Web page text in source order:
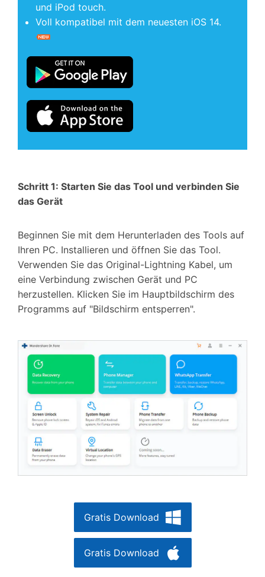
und iPod touch.
Voll kompatibel mit dem neuesten iOS 14.
Schritt 1: Starten Sie das Tool und verbinden Sie
das Gerät
Beginnen Sie mit dem Herunterladen des Tools auf
Ihren PC. Installieren und öffnen Sie das Tool.
Verwenden Sie das Original-Lightning Kabel, um
eine Verbindung zwischen Gerät und PC
herzustellen. Klicken Sie im Hauptbildschirm des
Programms auf "Bildschirm entsperren".
Gratis Download
Gratis Download